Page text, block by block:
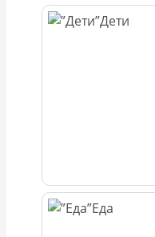
Дети
Еда